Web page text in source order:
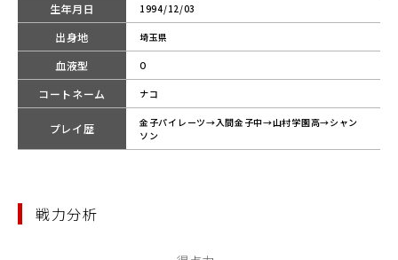
生年月日 1994/12/03
出身地 埼玉県
血液型 O
コートネーム ナコ
プレイ歴
金子パイレーツ→入間金子中→山村学園高→シャン
ソン
戦力分析